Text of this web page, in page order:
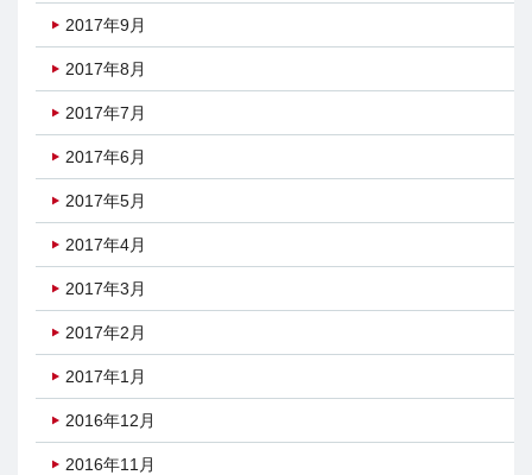
2017年9月
2017年8月
2017年7月
2017年6月
2017年5月
2017年4月
2017年3月
2017年2月
2017年1月
2016年12月
2016年11月